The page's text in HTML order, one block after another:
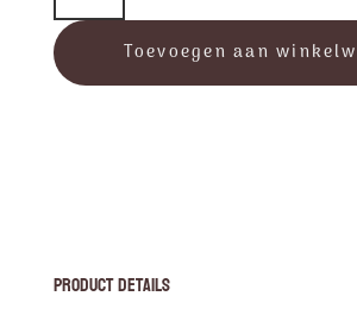
-
Small
Drop
Toevoegen aan
Product Details